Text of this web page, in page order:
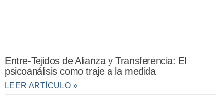
Entre-Tejidos de Alianza y Transferencia: El
psicoanálisis como traje a la medida
LEER ARTÍCULO »